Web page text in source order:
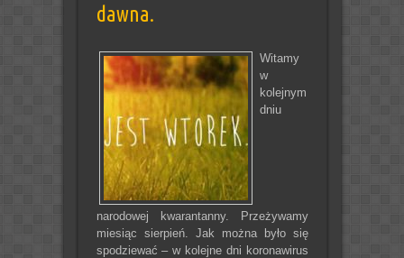
dawna.
Witamy
w
kolejnym
dniu
narodowej kwarantanny. Przeżywamy
miesiąc sierpień. Jak można było się
spodziewać – w kolejne dni koronawirus